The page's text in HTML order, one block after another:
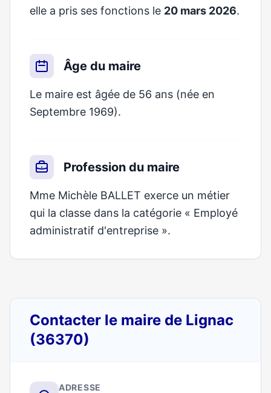
elle a pris ses fonctions le 20 mars 2026.
Âge du maire
Le maire est âgée de 56 ans (née en
Septembre 1969).
Profession du maire
Mme Michèle BALLET exerce un métier
qui la classe dans la catégorie « Employé
administratif d'entreprise ».
Contacter le maire de Lignac
(36370)
ADRESSE